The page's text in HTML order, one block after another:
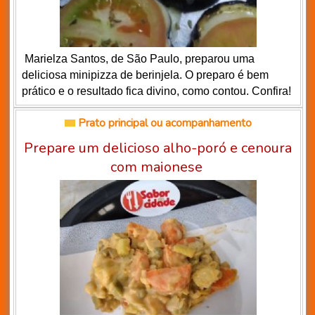
Marielza Santos, de São Paulo, preparou uma
deliciosa minipizza de berinjela. O preparo é bem
prático e o resultado fica divino, como contou. Confira!
Prato principal ou acompanhamento
Prepare um delicioso alho-poró e cenoura
com maionese